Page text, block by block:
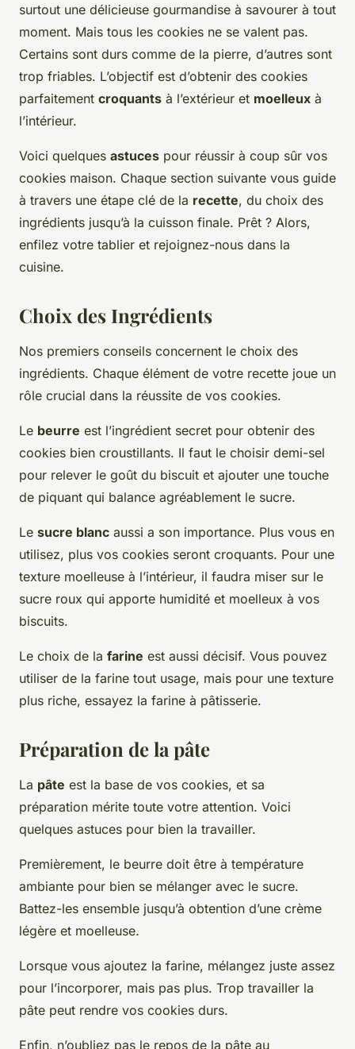
surtout une délicieuse gourmandise à savourer à tout
moment. Mais tous les cookies ne se valent pas.
Certains sont durs comme de la pierre, d’autres sont
trop friables. L’objectif est d’obtenir des cookies
parfaitement croquants à l’extérieur et moelleux à
l’intérieur.
Voici quelques astuces pour réussir à coup sûr vos
cookies maison. Chaque section suivante vous guide
à travers une étape clé de la recette, du choix des
ingrédients jusqu’à la cuisson finale. Prêt ? Alors,
enfilez votre tablier et rejoignez-nous dans la
cuisine.
Choix des Ingrédients
Nos premiers conseils concernent le choix des
ingrédients. Chaque élément de votre recette joue un
rôle crucial dans la réussite de vos cookies.
Le beurre est l’ingrédient secret pour obtenir des
cookies bien croustillants. Il faut le choisir demi-sel
pour relever le goût du biscuit et ajouter une touche
de piquant qui balance agréablement le sucre.
Le sucre blanc aussi a son importance. Plus vous en
utilisez, plus vos cookies seront croquants. Pour une
texture moelleuse à l’intérieur, il faudra miser sur le
sucre roux qui apporte humidité et moelleux à vos
biscuits.
Le choix de la farine est aussi décisif. Vous pouvez
utiliser de la farine tout usage, mais pour une texture
plus riche, essayez la farine à pâtisserie.
Préparation de la pâte
La pâte est la base de vos cookies, et sa
préparation mérite toute votre attention. Voici
quelques astuces pour bien la travailler.
Premièrement, le beurre doit être à température
ambiante pour bien se mélanger avec le sucre.
Battez-les ensemble jusqu’à obtention d’une crème
légère et moelleuse.
Lorsque vous ajoutez la farine, mélangez juste assez
pour l’incorporer, mais pas plus. Trop travailler la
pâte peut rendre vos cookies durs.
Enfin, n’oubliez pas le repos de la pâte au